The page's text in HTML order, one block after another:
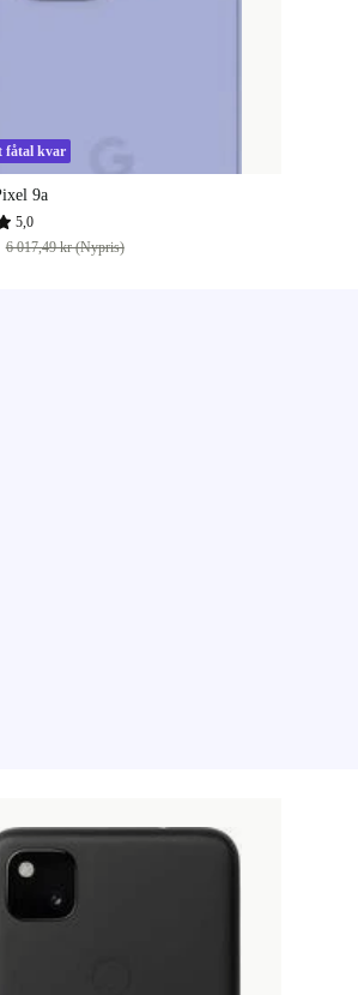
fåtal kvar
9a
5,0
6 017,49 kr (Nypris)